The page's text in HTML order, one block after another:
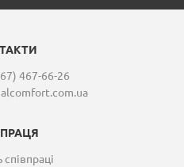
467-66-26
співпраці